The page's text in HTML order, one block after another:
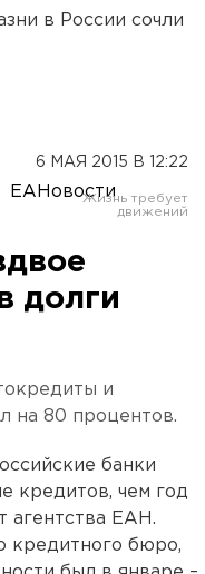
в России сочли
6 МАЯ 2015 В 12:22
ЕАНовости
долги
и
на 80 процентов.
банки
кредитов, чем год
агентства ЕАН.
кредитного бюро,